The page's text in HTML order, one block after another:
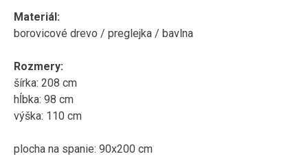
Materiál:
borovicové drevo / preglejka / bavlna
Rozmery:
šírka: 208 cm
hĺbka: 98 cm
výška: 110 cm
plocha na spanie: 90x200 cm